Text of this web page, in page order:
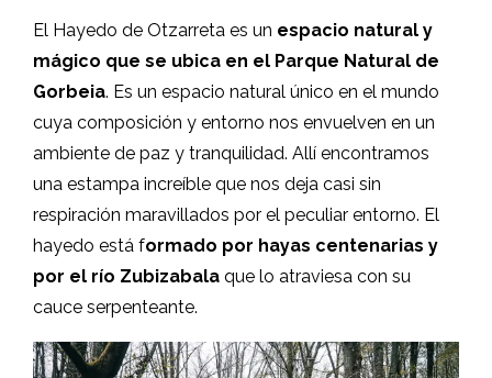
El Hayedo de Otzarreta es un espacio natural y
mágico que se ubica en el Parque Natural de
Gorbeia. Es un espacio natural único en el mundo
cuya composición y entorno nos envuelven en un
ambiente de paz y tranquilidad. Allí encontramos
una estampa increíble que nos deja casi sin
respiración maravillados por el peculiar entorno. El
hayedo está formado por hayas centenarias y
por el río Zubizabala que lo atraviesa con su
cauce serpenteante.